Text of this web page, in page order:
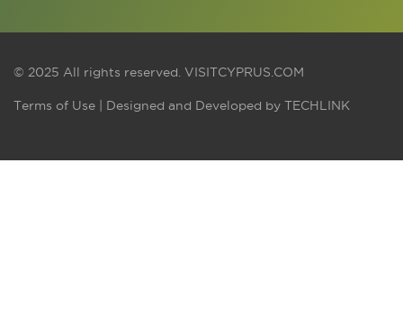
© 2025 All rights reserved. VISITCYPRUS.COM
Terms of Use | Designed and Developed by TECHLINK